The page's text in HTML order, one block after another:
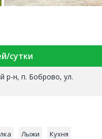
сутки
р-н, п. Боброво, ул.
Лыжи Кухня